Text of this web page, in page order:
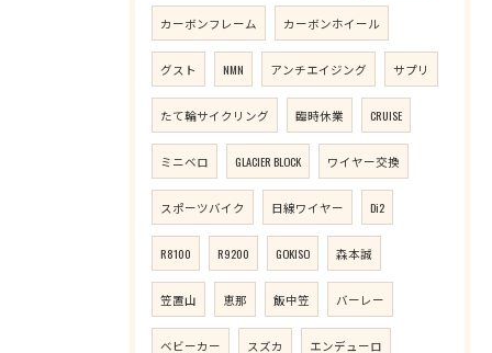
カーボンフレーム カーボンホイール
グスト NMN アンチエイジング サプリ
たて輪サイクリング 臨時休業 CRUISE
ミニベロ GLACIER BLOCK ワイヤー交換
スポーツバイク 日線ワイヤー Di2
R8100 R9200 GOKISO 森本誠
笠置山 恵那 飯中笠 バーレー
ベビーカー スズカ エンデューロ